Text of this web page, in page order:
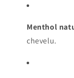
Menthol
chevelu.